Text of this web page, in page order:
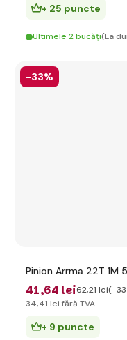
+ 25 puncte
Ultimele 2 bucăți(La
-33%
Pinion Arrma 22T 1M
41,64 lei62,21 lei(-33
34,41 lei fără TVA
+ 9 puncte